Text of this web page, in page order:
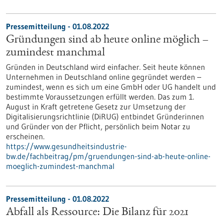
Pressemitteilung - 01.08.2022
Gründungen sind ab heute online möglich –
zumindest manchmal
Gründen in Deutschland wird einfacher. Seit heute können
Unternehmen in Deutschland online gegründet werden –
zumindest, wenn es sich um eine GmbH oder UG handelt und
bestimmte Voraussetzungen erfüllt werden. Das zum 1.
August in Kraft getretene Gesetz zur Umsetzung der
Digitalisierungsrichtlinie (DiRUG) entbindet Gründerinnen
und Gründer von der Pflicht, persönlich beim Notar zu
erscheinen.
https://www.gesundheitsindustrie-
bw.de/fachbeitrag/pm/gruendungen-sind-ab-heute-online-
moeglich-zumindest-manchmal
Pressemitteilung - 01.08.2022
Abfall als Ressource: Die Bilanz für 2021